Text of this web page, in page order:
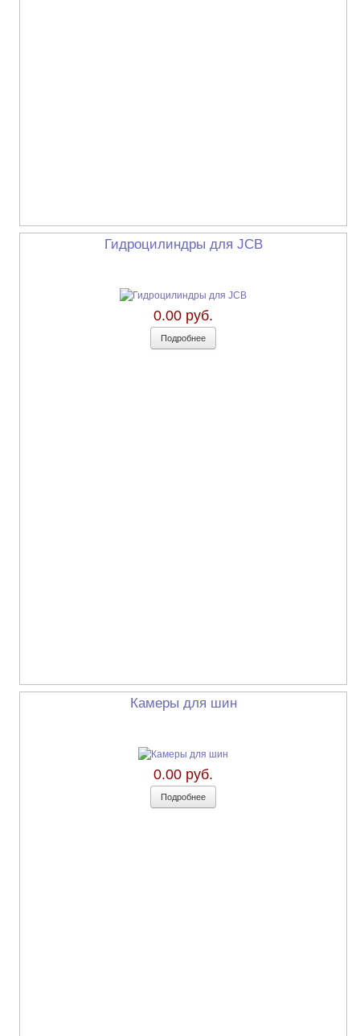
Гидроцилиндры для JCB
0.00 руб.
Подробнее
Камеры для шин
0.00 руб.
Подробнее